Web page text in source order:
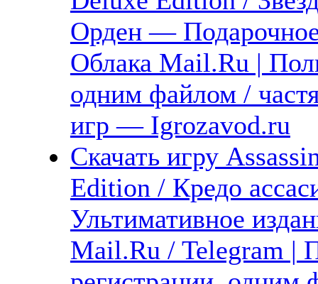
Орден —
Облака Mail.Ru |
одним файлом /
игр — Igrozavod.ru
Скачать игру
Edition / Кредо
Ультимативное
Mail.Ru / Telegram |